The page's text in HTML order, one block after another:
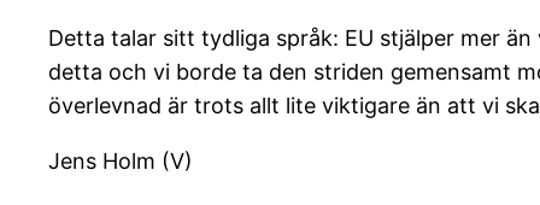
Detta talar sitt tydliga språk: EU stjälper mer
detta och vi borde ta den striden gemensamt
överlevnad är trots allt lite viktigare än att vi
Jens Holm (V)